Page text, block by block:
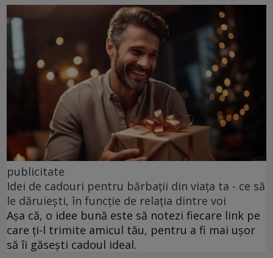
publicitate
Idei de cadouri pentru bărbații din viața ta - ce să
le dăruiești, în funcție de relația dintre voi
Așa că, o idee bună este să notezi fiecare link pe
care ți-l trimite amicul tău, pentru a fi mai ușor
să îi găsești cadoul ideal.